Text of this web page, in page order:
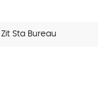
Sta Bureau